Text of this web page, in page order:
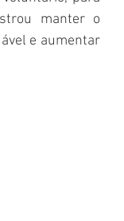
manter o
e aumentar